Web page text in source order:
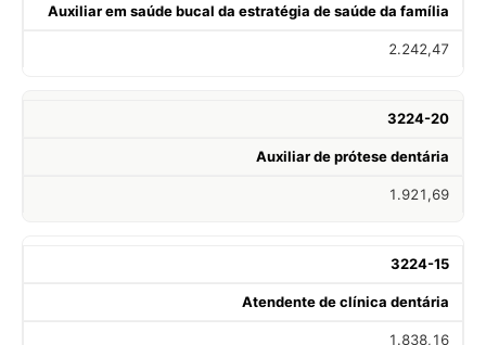
Auxiliar em saúde bucal da estratégia de saúde da família
2.242,47
3224-20
Auxiliar de prótese dentária
1.921,69
3224-15
Atendente de clínica dentária
1.838,16